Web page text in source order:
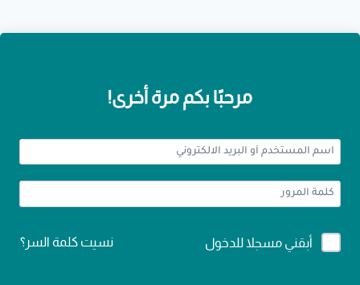
مرحبًا بكم مرة أخرى!
Alternative:
أبقني مسجلا للدخول نسيت كلمة السر؟